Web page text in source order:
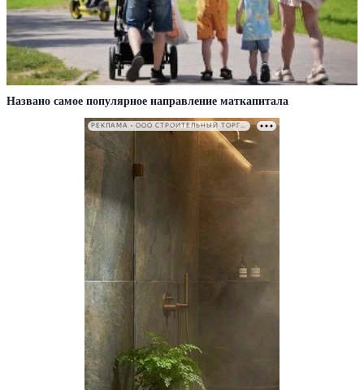
Названо самое популярное направление маткапитала
РЕКЛАМА • ООО СТРОИТЕЛЬНЫЙ ТОРГОВЫЙ ДОМ «ПЕТРОВИЧ». ИНН: 7802348846